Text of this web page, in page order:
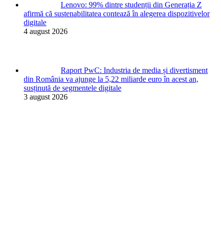
Lenovo: 99% dintre studenții din Generația Z
afirmă că sustenabilitatea contează în alegerea dispozitivelor
digitale
4 august 2026
Raport PwC: Industria de media și divertisment
din România va ajunge la 5,22 miliarde euro în acest an,
susținută de segmentele digitale
3 august 2026